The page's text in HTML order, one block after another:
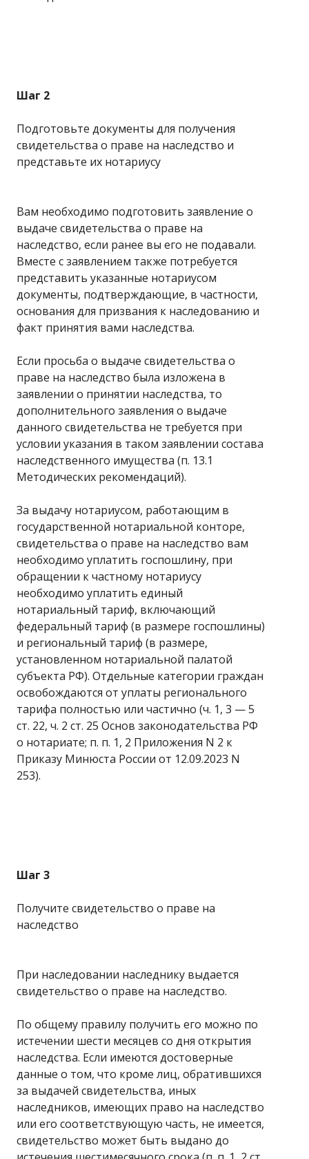
Шаг 2
Подготовьте документы для получения
свидетельства о праве на наследство и
представьте их нотариусу
Вам необходимо подготовить заявление о
выдаче свидетельства о праве на
наследство, если ранее вы его не подавали.
Вместе с заявлением также потребуется
представить указанные нотариусом
документы, подтверждающие, в частности,
основания для призвания к наследованию и
факт принятия вами наследства.
Если просьба о выдаче свидетельства о
праве на наследство была изложена в
заявлении о принятии наследства, то
дополнительного заявления о выдаче
данного свидетельства не требуется при
условии указания в таком заявлении состава
наследственного имущества (п. 13.1
Методических рекомендаций).
За выдачу нотариусом, работающим в
государственной нотариальной конторе,
свидетельства о праве на наследство вам
необходимо уплатить госпошлину, при
обращении к частному нотариусу
необходимо уплатить единый
нотариальный тариф, включающий
федеральный тариф (в размере госпошлины)
и региональный тариф (в размере,
установленном нотариальной палатой
субъекта РФ). Отдельные категории граждан
освобождаются от уплаты регионального
тарифа полностью или частично (ч. 1, 3 — 5
ст. 22, ч. 2 ст. 25 Основ законодательства РФ
о нотариате; п. п. 1, 2 Приложения N 2 к
Приказу Минюста России от 12.09.2023 N
253).
Шаг 3
Получите свидетельство о праве на
наследство
При наследовании наследнику выдается
свидетельство о праве на наследство.
По общему правилу получить его можно по
истечении шести месяцев со дня открытия
наследства. Если имеются достоверные
данные о том, что кроме лиц, обратившихся
за выдачей свидетельства, иных
наследников, имеющих право на наследство
или его соответствующую часть, не имеется,
свидетельство может быть выдано до